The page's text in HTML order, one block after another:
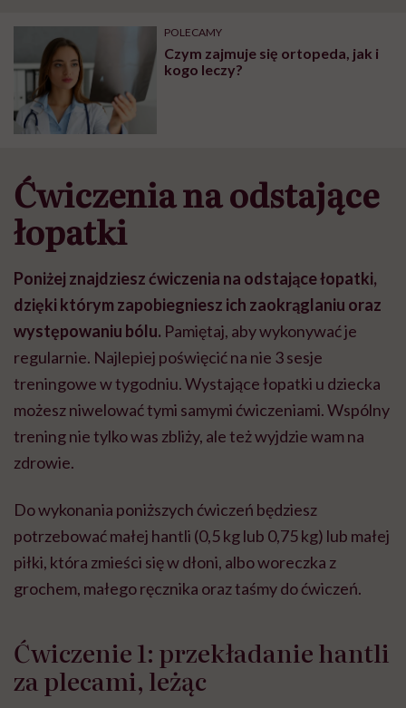
POLECAMY
Czym zajmuje się ortopeda, jak i
kogo leczy?
Ćwiczenia na odstające
łopatki
Poniżej znajdziesz ćwiczenia na odstające łopatki,
dzięki którym zapobiegniesz ich zaokrąglaniu oraz
występowaniu bólu. Pamiętaj, aby wykonywać je
regularnie. Najlepiej poświęcić na nie 3 sesje
treningowe w tygodniu. Wystające łopatki u dziecka
możesz niwelować tymi samymi ćwiczeniami. Wspólny
trening nie tylko was zbliży, ale też wyjdzie wam na
zdrowie.
Do wykonania poniższych ćwiczeń będziesz
potrzebować małej hantli (0,5 kg lub 0,75 kg) lub małej
piłki, która zmieści się w dłoni, albo woreczka z
grochem, małego ręcznika oraz taśmy do ćwiczeń.
Ćwiczenie 1: przekładanie hantli
za plecami, leżąc